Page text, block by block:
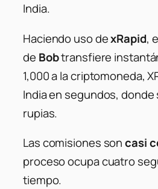
India.
Haciendo uso dexRapid,
de Bobtransfiere
1,000 a la criptomoneda,
India en segundos,
rupias.
Las comisiones soncasi
proceso ocupa cuatro
tiempo.